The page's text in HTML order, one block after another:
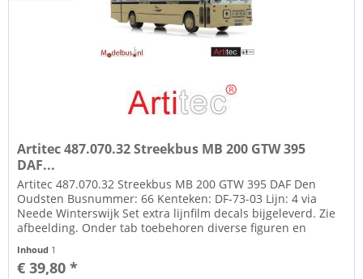
Artitec 487.070.32 Streekbus MB 200 GTW 395
DAF...
Artitec 487.070.32 Streekbus MB 200 GTW 395 DAF Den
Oudsten Busnummer: 66 Kenteken: DF-73-03 Lijn: 4 via
Neede Winterswijk Set extra lijnfilm decals bijgeleverd. Zie
afbeelding. Onder tab toebehoren diverse figuren en
Inhoud 1
€ 39,80 *